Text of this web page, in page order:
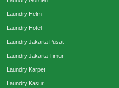
Laundry Helm
Laundry Hotel
Laundry Jakarta Pusat
Laundry Jakarta Timur
Laundry Karpet
Laundry Kasur